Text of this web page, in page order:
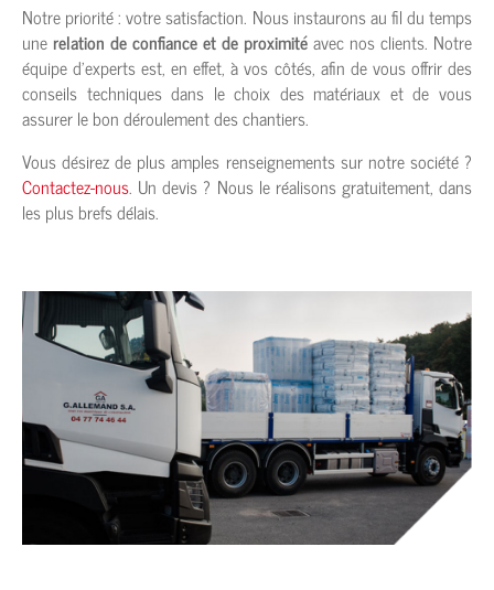
Notre priorité : votre satisfaction. Nous instaurons au fil du temps
une relation de confiance et de proximitéavec nos clients. Notre
équipe d’experts est, en effet, à vos côtés, afin de vous offrir des
conseils techniques dans le choix des matériaux et de vous
assurer le bon déroulement des chantiers.
Vous désirez de plus amples renseignements sur notre société ?
Contactez-nous. Un devis ? Nous le réalisons gratuitement, dans
les plus brefs délais.